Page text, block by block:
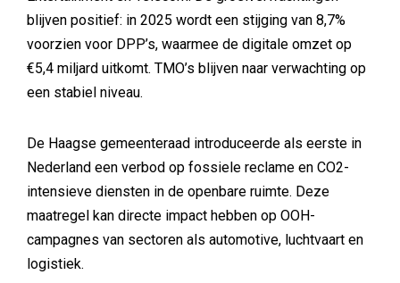
blijven positief: in 2025 wordt een stijging van 8,7%
voorzien voor DPP’s, waarmee de digitale omzet op
€5,4 miljard uitkomt. TMO’s blijven naar verwachting op
een stabiel niveau.
De Haagse gemeenteraad introduceerde als eerste in
Nederland een verbod op fossiele reclame en CO2-
intensieve diensten in de openbare ruimte. Deze
maatregel kan directe impact hebben op OOH-
campagnes van sectoren als automotive, luchtvaart en
logistiek.